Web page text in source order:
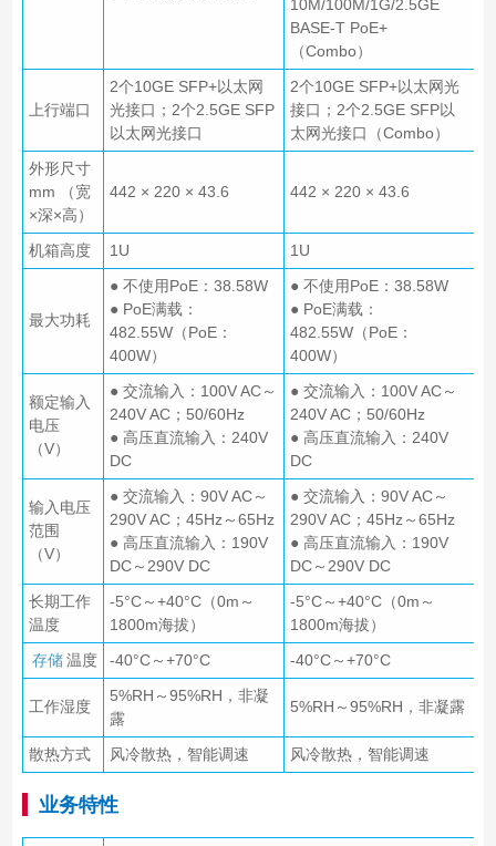
10M/100M/1G/2.5GE
BASE-T PoE+
（Combo）
上行端口
2个10GE SFP+以太网
光接口；2个2.5GE SFP
以太网光接口
2个10GE SFP+以太网光
接口；2个2.5GE SFP以
太网光接口（Combo）
外形尺寸
mm （宽
×深×高）
442 × 220 × 43.6 442 × 220 × 43.6
机箱高度 1U 1U
最大功耗
● 不使用PoE：38.58W
● PoE满载：
482.55W（PoE：
400W）
● 不使用PoE：38.58W
● PoE满载：
482.55W（PoE：
400W）
额定输入
电压
（V）
● 交流输入：100V AC～
240V AC；50/60Hz
● 高压直流输入：240V
DC
● 交流输入：100V AC～
240V AC；50/60Hz
● 高压直流输入：240V
DC
输入电压
范围
（V）
● 交流输入：90V AC～
290V AC；45Hz～65Hz
● 高压直流输入：190V
DC～290V DC
● 交流输入：90V AC～
290V AC；45Hz～65Hz
● 高压直流输入：190V
DC～290V DC
长期工作
温度
-5°C～+40°C（0m～
1800m海拔）
-5°C～+40°C（0m～
1800m海拔）
存储 温度 -40°C～+70°C -40°C～+70°C
工作湿度
5%RH～95%RH，非凝
露
5%RH～95%RH，非凝露
散热方式 风冷散热，智能调速 风冷散热，智能调速
业务特性